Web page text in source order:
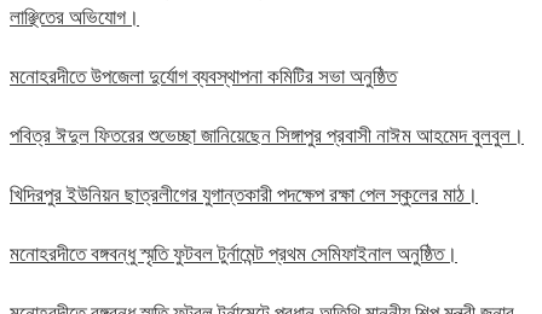
লাঞ্ছিতের অভিযোগ।
মনোহরদীতে উপজেলা দুর্যোগ ব্যবস্থাপনা কমিটির সভা অনুষ্ঠিত
পবিত্র ঈদুল ফিতরের শুভেচ্ছা জানিয়েছেন সিঙ্গাপুর প্রবাসী নাঈম আহমেদ বুলবুল।
খিদিরপুর ইউনিয়ন ছাত্রলীগের যুগান্তকারী পদক্ষেপ রক্ষা পেল স্কুলের মাঠ।
মনোহরদীতে বঙ্গবন্ধু স্মৃতি ফুটবল টুর্নামেন্ট প্রথম সেমিফাইনাল অনুষ্ঠিত।